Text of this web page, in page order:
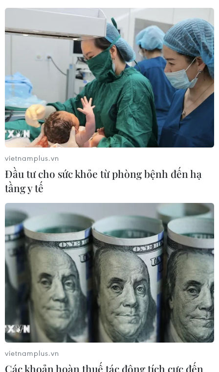
vietnamplus.vn
Đầu tư cho sức khỏe từ phòng bệnh đến hạ
tầng y tế
vietnamplus.vn
Các khoản hoàn thuế tác động tích cực đến